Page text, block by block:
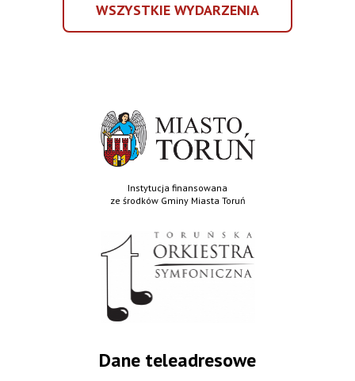
WSZYSTKIE WYDARZENIA
WSZYSTKIE
WYDARZENIA
Instytucja finansowana
ze środków Gminy Miasta Toruń
Dane teleadresowe